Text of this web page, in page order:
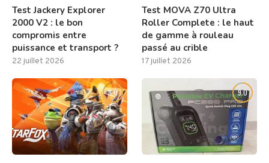
Test Jackery Explorer
2000 V2 : le bon
compromis entre
puissance et transport ?
22 juillet 2026
Test MOVA Z70 Ultra
Roller Complete : le haut
de gamme à rouleau
passé au crible
17 juillet 2026
8.0 9.0